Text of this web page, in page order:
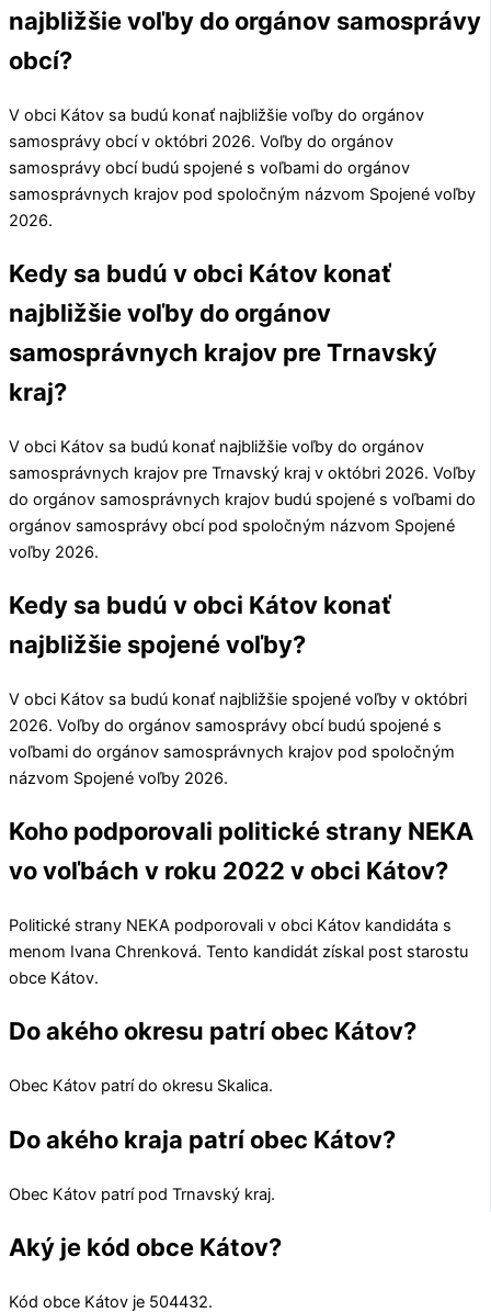
najbližšie voľby do orgánov samosprávy
obcí?
V obci Kátov sa budú konať najbližšie voľby do orgánov
samosprávy obcí v októbri 2026. Voľby do orgánov
samosprávy obcí budú spojené s voľbami do orgánov
samosprávnych krajov pod spoločným názvom Spojené voľby
2026.
Kedy sa budú v obci Kátov konať
najbližšie voľby do orgánov
samosprávnych krajov pre Trnavský
kraj?
V obci Kátov sa budú konať najbližšie voľby do orgánov
samosprávnych krajov pre Trnavský kraj v októbri 2026. Voľby
do orgánov samosprávnych krajov budú spojené s voľbami do
orgánov samosprávy obcí pod spoločným názvom Spojené
voľby 2026.
Kedy sa budú v obci Kátov konať
najbližšie spojené voľby?
V obci Kátov sa budú konať najbližšie spojené voľby v októbri
2026. Voľby do orgánov samosprávy obcí budú spojené s
voľbami do orgánov samosprávnych krajov pod spoločným
názvom Spojené voľby 2026.
Koho podporovali politické strany NEKA
vo voľbách v roku 2022 v obci Kátov?
Politické strany NEKA podporovali v obci Kátov kandidáta s
menom Ivana Chrenková. Tento kandidát získal post starostu
obce Kátov.
Do akého okresu patrí obec Kátov?
Obec Kátov patrí do okresu Skalica.
Do akého kraja patrí obec Kátov?
Obec Kátov patrí pod Trnavský kraj.
Aký je kód obce Kátov?
Kód obce Kátov je 504432.